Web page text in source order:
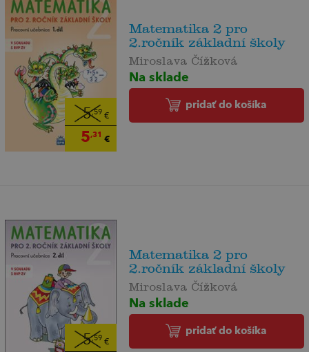
5,59 €
5,31 €
Matematika 2 pro
2.ročník základní školy
Miroslava Čížková
Na sklade
pridať do košíka
5,59 €
Matematika 2 pro
2.ročník základní školy
Miroslava Čížková
Na sklade
pridať do košíka